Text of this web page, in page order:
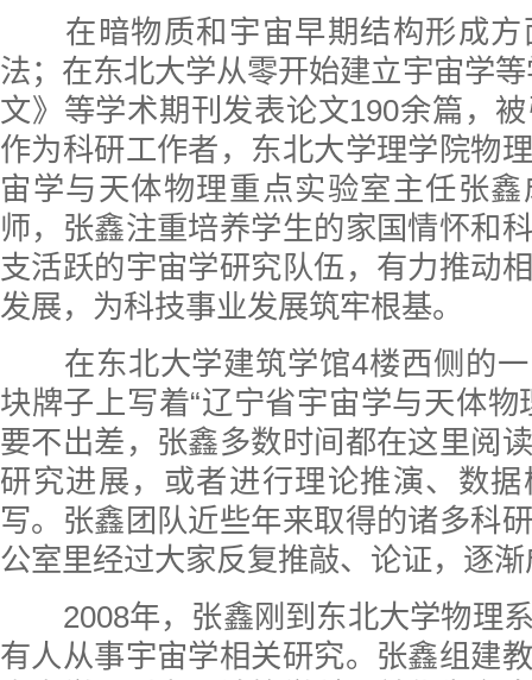
在暗物质和宇宙早期结构形成方
法；在东北大学从零开始建立宇宙学
文》等学术期刊发表论文190余篇，
作为科研工作者，东北大学理学院物
宙学与天体物理重点实验室主任张
师，张鑫注重培养学生的家国情怀和
支活跃的宇宙学研究队伍，有力推动
发展，为科技事业发展筑牢根基。
在东北大学建筑学馆4楼西侧的一
块牌子上写着“辽宁省宇宙学与天体物
要不出差，张鑫多数时间都在这里阅
研究进展，或者进行理论推演、数
写。张鑫团队近些年来取得的诸多科
公室里经过大家反复推敲、论证，逐
2008年，张鑫刚到东北大学物理
有人从事宇宙学相关研究。张鑫组建